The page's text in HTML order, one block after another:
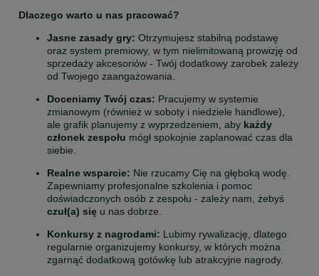
Dlaczego warto u nas pracować?
Jasne zasady gry: Otrzymujesz stabilną podstawę
oraz system premiowy, w tym nielimitowaną prowizję od
sprzedaży akcesoriów - Twój dodatkowy zarobek zależy
od Twojego zaangażowania.
Doceniamy Twój czas: Pracujemy w systemie
zmianowym (również w soboty i niedziele handlowe),
ale grafik planujemy z wyprzedzeniem, aby każdy
członek zespołu mógł spokojnie zaplanować czas dla
siebie.
Realne wsparcie: Nie rzucamy Cię na głęboką wodę.
Zapewniamy profesjonalne szkolenia i pomoc
czuł(a) się u nas dobrze.
Konkursy z nagrodami: Lubimy rywalizację, dlatego
regularnie organizujemy konkursy, w których można
zgarnąć dodatkową gotówkę lub atrakcyjne nagrody.